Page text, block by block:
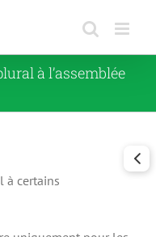
à l’assemblée
à certains